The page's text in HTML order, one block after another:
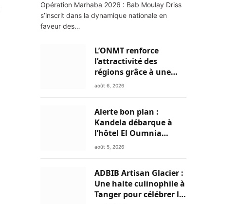
Opération Marhaba 2026 : Bab Moulay Driss
s’inscrit dans la dynamique nationale en
faveur des…
L’ONMT renforce
l’attractivité des
régions grâce à une
connectivité aérienne
août 6, 2026
Alerte bon plan :
Kandela débarque à
l’hôtel El Oumnia
Puerto pour enflammer
août 5, 2026
ADBIB Artisan Glacier :
Une halte culinophile à
Tanger pour célébrer la